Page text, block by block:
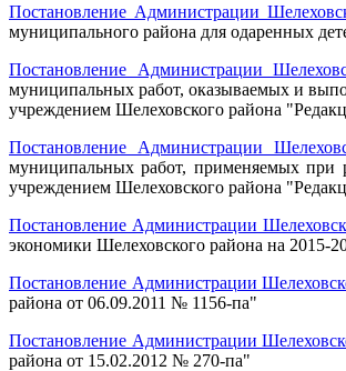
Постановление Администрации
муниципального района для одаренных
Постановление Администрации
муниципальных работ, оказываемых и
учреждением Шелеховского района
Постановление Администрации
муниципальных работ, применяемых при
учреждением Шелеховского района
Постановление Администрации
экономики Шелеховского района на
Постановление Администрации
района от 06.09.2011 № 1156-па"
Постановление Администрации
района от 15.02.2012 № 270-па"